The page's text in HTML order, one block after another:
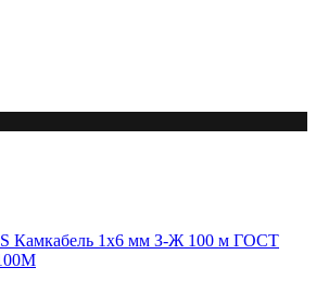
Камкабель 1x6 мм З-Ж 100 м ГОСТ